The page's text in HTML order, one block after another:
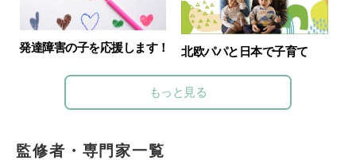
発達障害の子を応援します！ 北欧パパと日本で子育て
もっと見る
監修者・専門家一覧